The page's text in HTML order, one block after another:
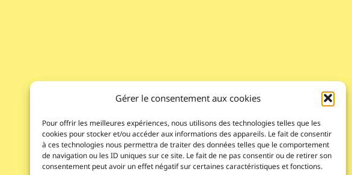
Gérer le consentement aux cookies
Pour offrir les meilleures expériences, nous utilisons des technologies telles que les
cookies pour stocker et/ou accéder aux informations des appareils. Le fait de consentir
à ces technologies nous permettra de traiter des données telles que le comportement
de navigation ou les ID uniques sur ce site. Le fait de ne pas consentir ou de retirer son
consentement peut avoir un effet négatif sur certaines caractéristiques et fonctions.